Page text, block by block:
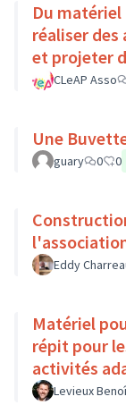
Du
réaliser
et projeter
CLeAP Asso
Une
guary 0 0
Eddy
Matériel
répit pour
activités
Levieux